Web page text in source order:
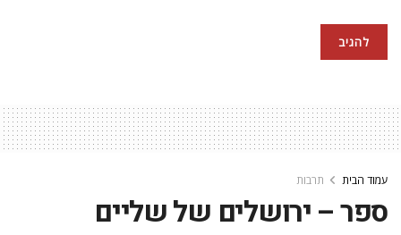
עמוד הבית תרבות
ספר – ירושלים של שליים